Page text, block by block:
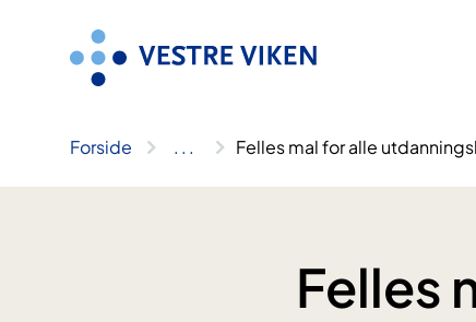
Forside .. . Felles mal for alle
Felles